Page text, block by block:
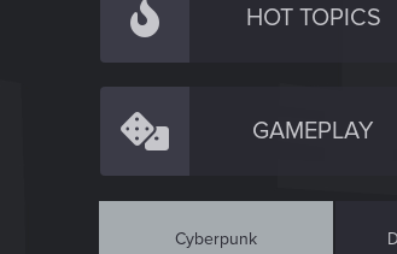
HOT TOPICS
GAMEPLAY
Cyberpunk